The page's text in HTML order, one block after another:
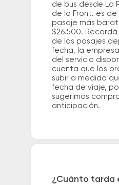
de bus desde La
de la Front. es de
pasaje más
$26.500.
de los pasajes
fecha, la
del servicio
cuenta que los
subir a medida
fecha de viaje,
sugerimos
anticipación.
¿Cuánto tarda